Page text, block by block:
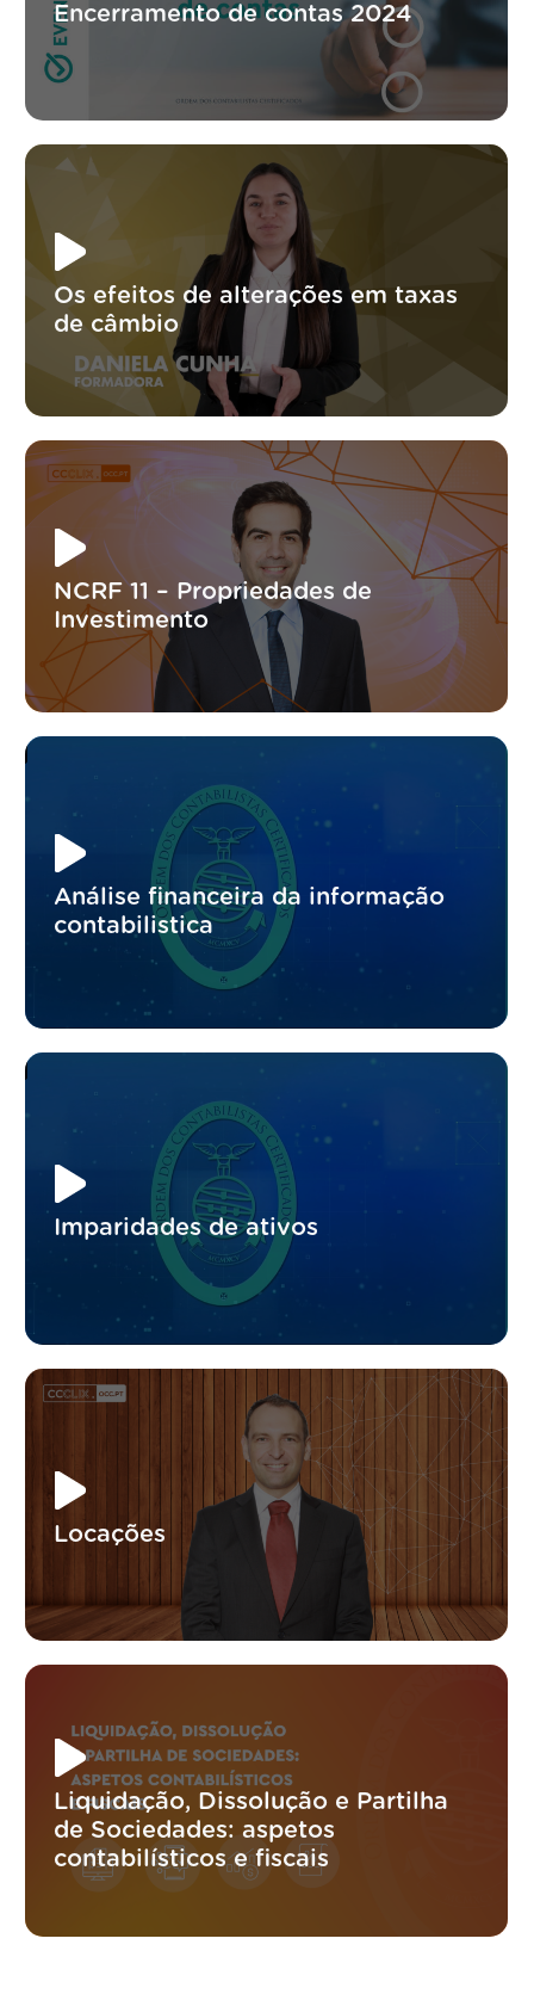
Encerramento de contas 2024
Os efeitos de alterações em taxas
de câmbio
NCRF 11 – Propriedades de
Investimento
Análise financeira da informação
contabilistica
Imparidades de ativos
Locações
Liquidação, Dissolução e Partilha
de Sociedades: aspetos
contabilísticos e fiscais